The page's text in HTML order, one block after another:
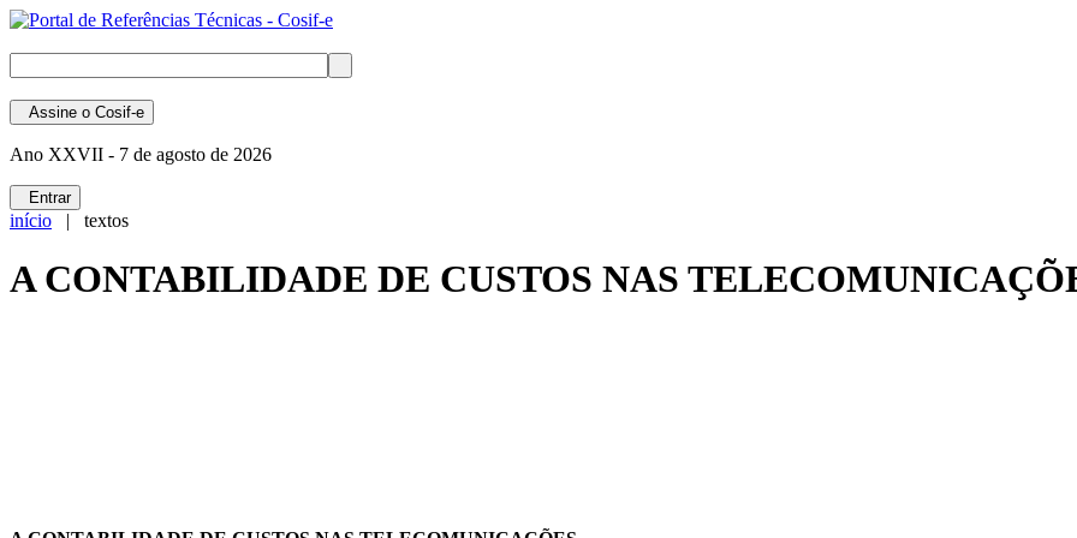
Assine o Cosif-e
Ano XXVII - 7 de agosto de 2026
Entrar
início | textos
A CONTABILIDADE DE CUSTOS NAS